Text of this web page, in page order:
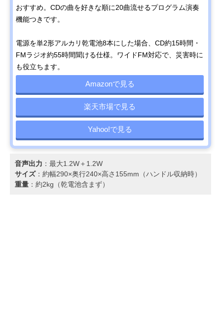
おすすめ。CDの曲を好きな順に20曲流せるプログラム演奏
機能つきです。
電源を単2形アルカリ乾電池8本にした場合、CD約15時間・
FMラジオ約55時間聞ける仕様。ワイドFM対応で、災害時に
も役立ちます。
Amazonで見る
楽天市場で見る
Yahoo!で見る
音声出力 ：最大1.2W＋1.2W
サイズ：約幅290×奥行240×高さ155mm（ハンドル収納時）
重量 ：約2kg（乾電池含まず）